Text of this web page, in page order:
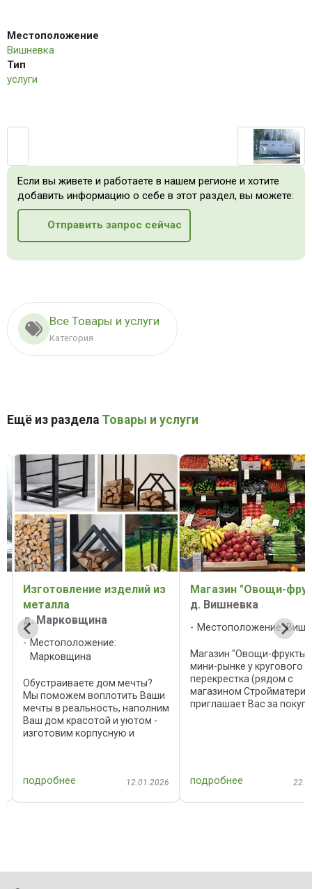
Местоположение
Вишневка
Тип
услуги
Если вы живете и работаете в нашем регионе и хотите
добавить информацию о себе в этот раздел, вы можете:
Отправить запрос сейчас
Все Товары и услуги
Категория
Ещё из раздела Товары и услуги
Изготовление изделий из
металла
д. Марковщина
Местоположение:
Марковщина
Обустраиваете дом мечты?
Мы поможем воплотить Ваши
мечты в реальность, наполним
Ваш дом красотой и уютом -
изготовим корпусную и
подстолья; каркасы кресел,
подробнее 12.01.2026
Магазин "Овощи-
д. Вишневка
Местоположение:
Магазин "Овощи-фрукты"
мини-рынке у кругового
перекрестка (рядом с
магазином
приглашает Вас за
подробнее